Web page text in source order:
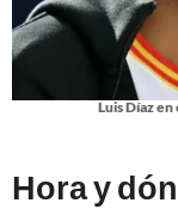
Luis Díaz
Hora y